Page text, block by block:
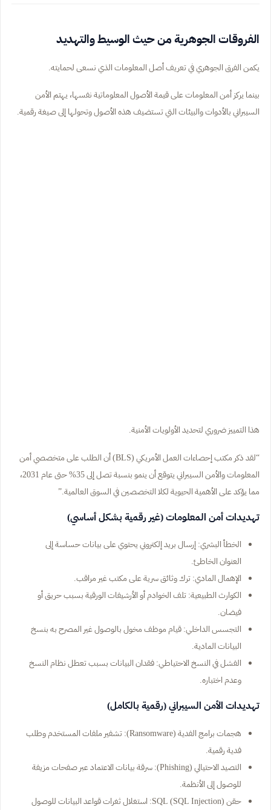
الفروقات الجوهرية من حيث الوسيط والتهديد
يكمن الفرق الجوهري في تعريف أصل المعلومات الذي نسعى لحمايته.
بينما يركز أمن المعلومات على قيمة الأصول المعلوماتية نفسها، يهتم الأمن
السيبراني بالأدوات والبيئات التي تستضيف هذه الأصول وتحولها إلى صيغة رقمية.
هذا التمييز ضروري لتحديد الأولويات الأمنية.
“لقد ذكر مكتب إحصاءات العمل الأمريكي (BLS) أن الطلب على متخصصي أمن
المعلومات والأمن السيبراني يتوقع أن ينمو بنسبة تصل إلى 35% حتى عام 2031،
مما يؤكد على الأهمية الحيوية لكلا التخصصين في السوق العالمية.”
تهديدات أمن المعلومات (غير رقمية بشكل أساسي)
الخطأ البشري: إرسال بريد إلكتروني يحتوي على بيانات حساسة إلى
العنوان الخاطئ.
الإهمال المادي: ترك وثائق سرية على مكتب غير مراقب.
الكوارث الطبيعية: تلف الخوادم أو الأرشيفات الورقية بسبب حريق أو
فيضان.
التجسس الداخلي: قيام موظف مخول بالوصول غير المصرح به بنسخ
البيانات المادية.
الفشل في النسخ الاحتياطي: فقدان البيانات بسبب تعطل نظام النسخ
وعدم اختباره.
تهديدات الأمن السيبراني (رقمية بالكامل)
هجمات برامج الفدية (Ransomware): تشفير ملفات المستخدم وطلب
فدية رقمية.
التصيد الاحتيالي (Phishing): سرقة بيانات الاعتماد عبر صفحات مزيفة
للوصول إلى الأنظمة.
حقن SQL (SQL Injection): استغلال ثغرات قواعد البيانات للوصول